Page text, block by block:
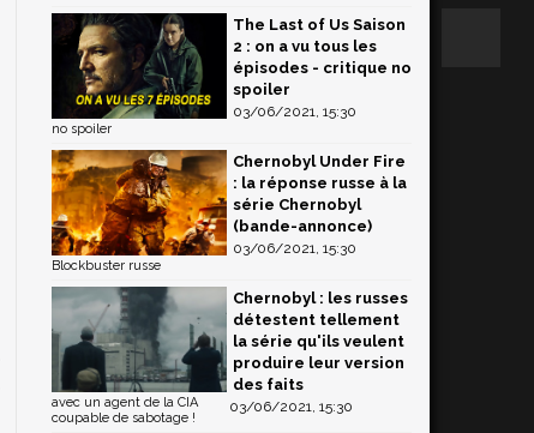
The Last of Us Saison
2 : on a vu tous les
épisodes - critique no
spoiler
03/06/2021, 15:30
no spoiler
Chernobyl Under Fire
: la réponse russe à la
série Chernobyl
(bande-annonce)
03/06/2021, 15:30
Blockbuster russe
Chernobyl : les russes
détestent tellement
la série qu'ils veulent
produire leur version
des faits
03/06/2021, 15:30
avec un agent de la CIA
coupable de sabotage !